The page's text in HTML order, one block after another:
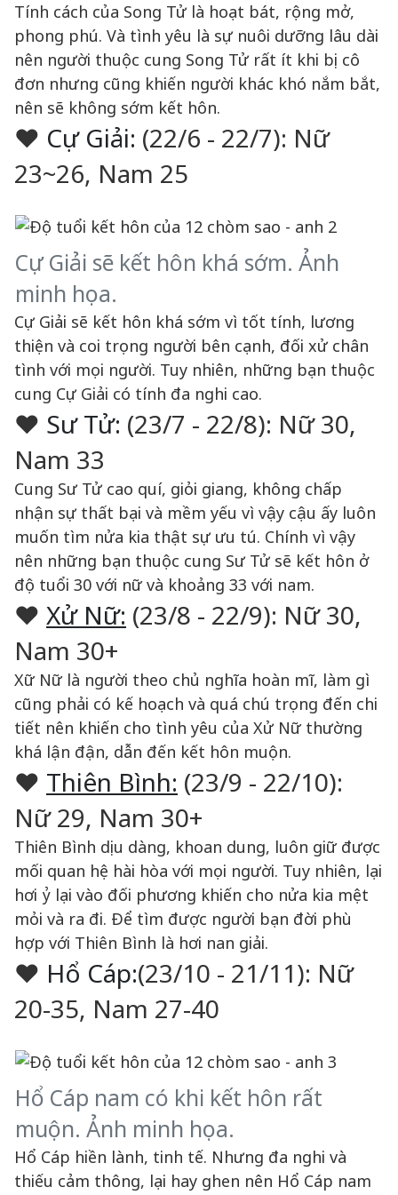
Tính cách của Song Tử là hoạt bát, rộng mở,
phong phú. Và tình yêu là sự nuôi dưỡng lâu dài
nên người thuộc cung Song Tử rất ít khi bị cô
đơn nhưng cũng khiến người khác khó nắm bắt,
nên sẽ không sớm kết hôn.
♥ Cự Giải: (22/6 - 22/7): Nữ
23~26, Nam 25
Cự Giải sẽ kết hôn khá sớm. Ảnh
minh họa.
Cự Giải sẽ kết hôn khá sớm vì tốt tính, lương
thiện và coi trọng người bên cạnh, đối xử chân
tình với mọi người. Tuy nhiên, những bạn thuộc
cung Cự Giải có tính đa nghi cao.
♥ Sư Tử: (23/7 - 22/8): Nữ 30,
Nam 33
Cung Sư Tử cao quí, giỏi giang, không chấp
nhận sự thất bại và mềm yếu vì vậy cậu ấy luôn
muốn tìm nửa kia thật sự ưu tú. Chính vì vậy
nên những bạn thuộc cung Sư Tử sẽ kết hôn ở
độ tuổi 30 với nữ và khoảng 33 với nam.
♥ Xử Nữ: (23/8 - 22/9): Nữ 30,
Nam 30+
Xữ Nữ là người theo chủ nghĩa hoàn mĩ, làm gì
cũng phải có kế hoạch và quá chú trọng đến chi
tiết nên khiến cho tình yêu của Xử Nữ thường
khá lận đận, dẫn đến kết hôn muộn.
♥ Thiên Bình: (23/9 - 22/10):
Nữ 29, Nam 30+
Thiên Bình dịu dàng, khoan dung, luôn giữ được
mối quan hệ hài hòa với mọi người. Tuy nhiên, lại
hơi ỷ lại vào đối phương khiến cho nửa kia mệt
mỏi và ra đi. Để tìm được người bạn đời phù
hợp với Thiên Bình là hơi nan giải.
♥ Hổ Cáp:(23/10 - 21/11): Nữ
20-35, Nam 27-40
Hổ Cáp nam có khi kết hôn rất
muộn. Ảnh minh họa.
Hổ Cáp hiền lành, tinh tế. Nhưng đa nghi và
thiếu cảm thông, lại hay ghen nên Hổ Cáp nam